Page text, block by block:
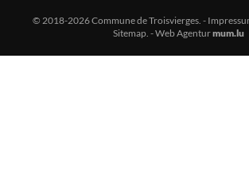
© 2018-2026 Commune de Troisvierges. -
Sitemap. -Web Agenturmum.lu